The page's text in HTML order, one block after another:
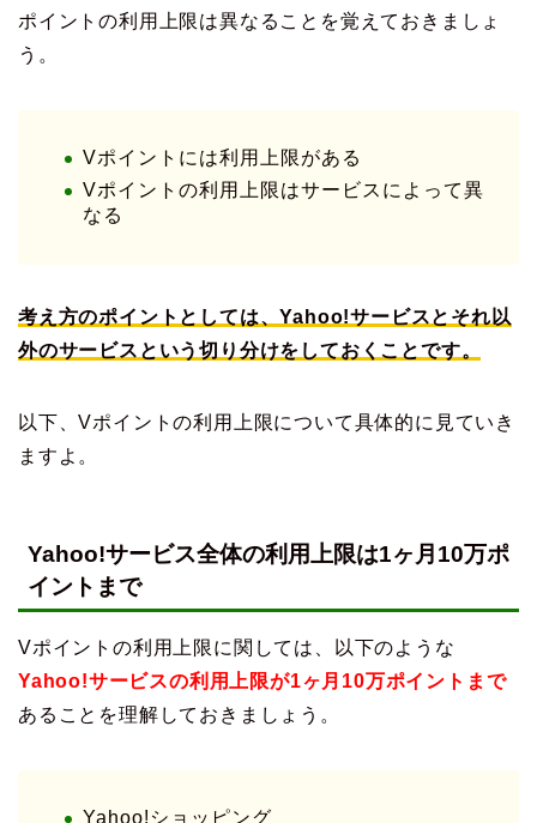
ポイントの利用上限は異なることを覚えておきましょ
う。
Vポイントには利用上限がある
Vポイントの利用上限はサービスによって異
なる
考え方のポイントとしては、Yahoo!サービスとそれ以
外のサービスという切り分けをしておくことです。
以下、Vポイントの利用上限について具体的に見ていき
ますよ。
Yahoo!サービス全体の利用上限は1ヶ月10万ポ
イントまで
Vポイントの利用上限に関しては、以下のような
Yahoo!サービスの利用上限が1ヶ月10万ポイントまで
あることを理解しておきましょう。
Yahoo!ショッピング